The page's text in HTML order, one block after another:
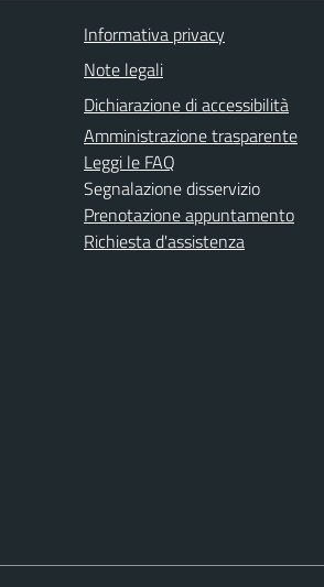
Informativa privacy
Note legali
Dichiarazione di accessibilità
Amministrazione trasparente
Leggi le FAQ
Segnalazione disservizio
Prenotazione appuntamento
Richiesta d'assistenza